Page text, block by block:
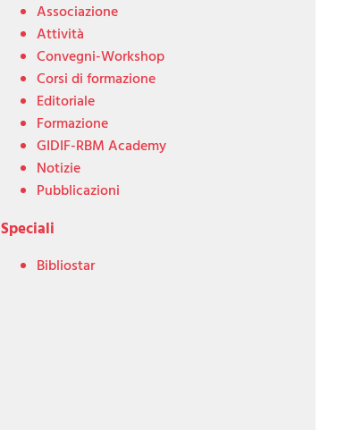
Associazione
Attività
Convegni-Workshop
Corsi di formazione
Editoriale
Formazione
GIDIF-RBM Academy
Notizie
Pubblicazioni
Speciali
Bibliostar